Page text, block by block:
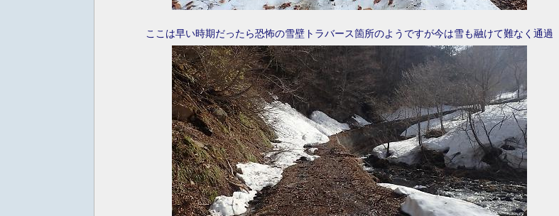
ここは早い時期だったら恐怖の雪壁トラバース箇所のようですが今は雪も融けて難なく通過